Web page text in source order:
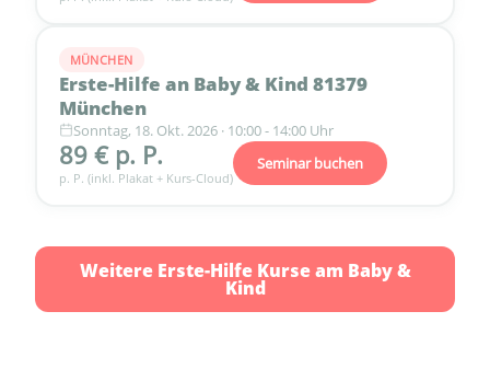
MÜNCHEN
Erste-Hilfe an Baby & Kind 81379
München
Sonntag, 18. Okt. 2026 · 10:00 - 14:00 Uhr
89 € p. P.
p. P. (inkl. Plakat + Kurs-Cloud)
Seminar buchen
Weitere Erste-Hilfe Kurse am Baby &
Kind